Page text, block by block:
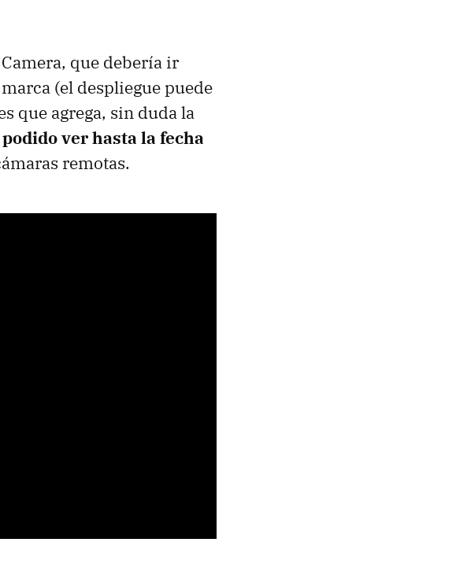
que debería ir
(el despliegue puede
que agrega, sin duda la
ver hasta la fecha
remotas.